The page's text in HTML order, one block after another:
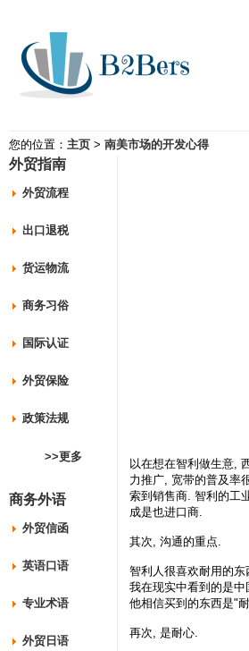
您的位置： 主页 > 南美市场的开发心得
外贸指南
外贸流程
出口退税
货运物流
商务习俗
国际认证
外贸保险
政策法规
>>更多
商务外语
外贸信函
英语口语
专业术语
外贸日语
以在想在智利做生意,
力推广, 宽带的普及率
索到销售商. 智利的工
成是也进口商.
其次, 沟通的重点.
智利人很喜欢耐用的
我在现实中看到的是
他相信买到的东西是"
再次, 是耐心.